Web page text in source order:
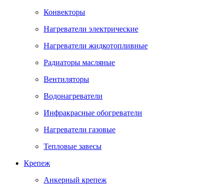
Конвекторы
Нагреватели электрические
Нагреватели жидкотопливные
Радиаторы масляные
Вентиляторы
Водонагреватели
Инфракрасные обогреватели
Нагреватели газовые
Тепловые завесы
Крепеж
Анкерный крепеж